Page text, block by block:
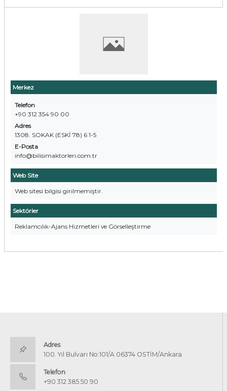
Merkez
Telefon
+90 312 354 90 00
Adres
1308. SOKAK (ESKİ 78) 6 1-5
E-Posta
info@bilisimaktorleri.com.tr
Web Site
Web sitesi bilgisi girilmemiştir.
Sektörler
Reklamcılık-Ajans Hizmetleri ve Görselleştirme
Adres
100. Yıl Bulvarı No:101/A 06374 OSTİM/Ankara
Telefon
+90 312 385 50 90